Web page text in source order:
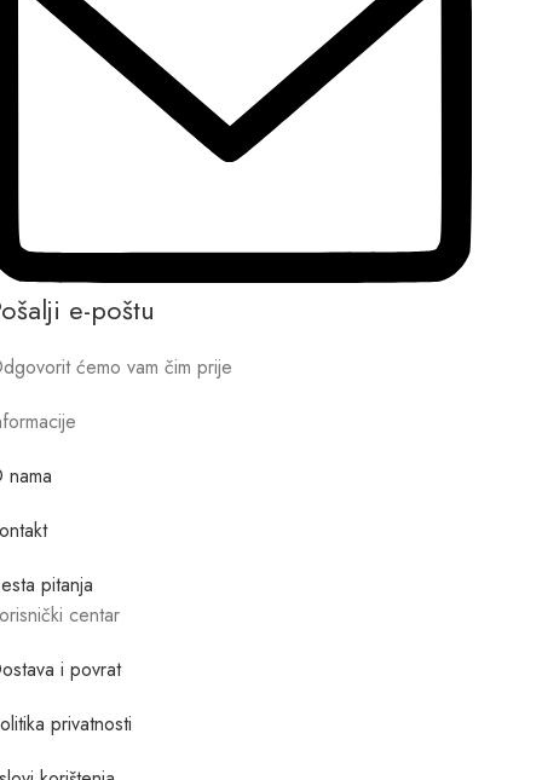
e-poštu
ćemo vam čim prije
nama
pitanja
centar
i povrat
privatnosti